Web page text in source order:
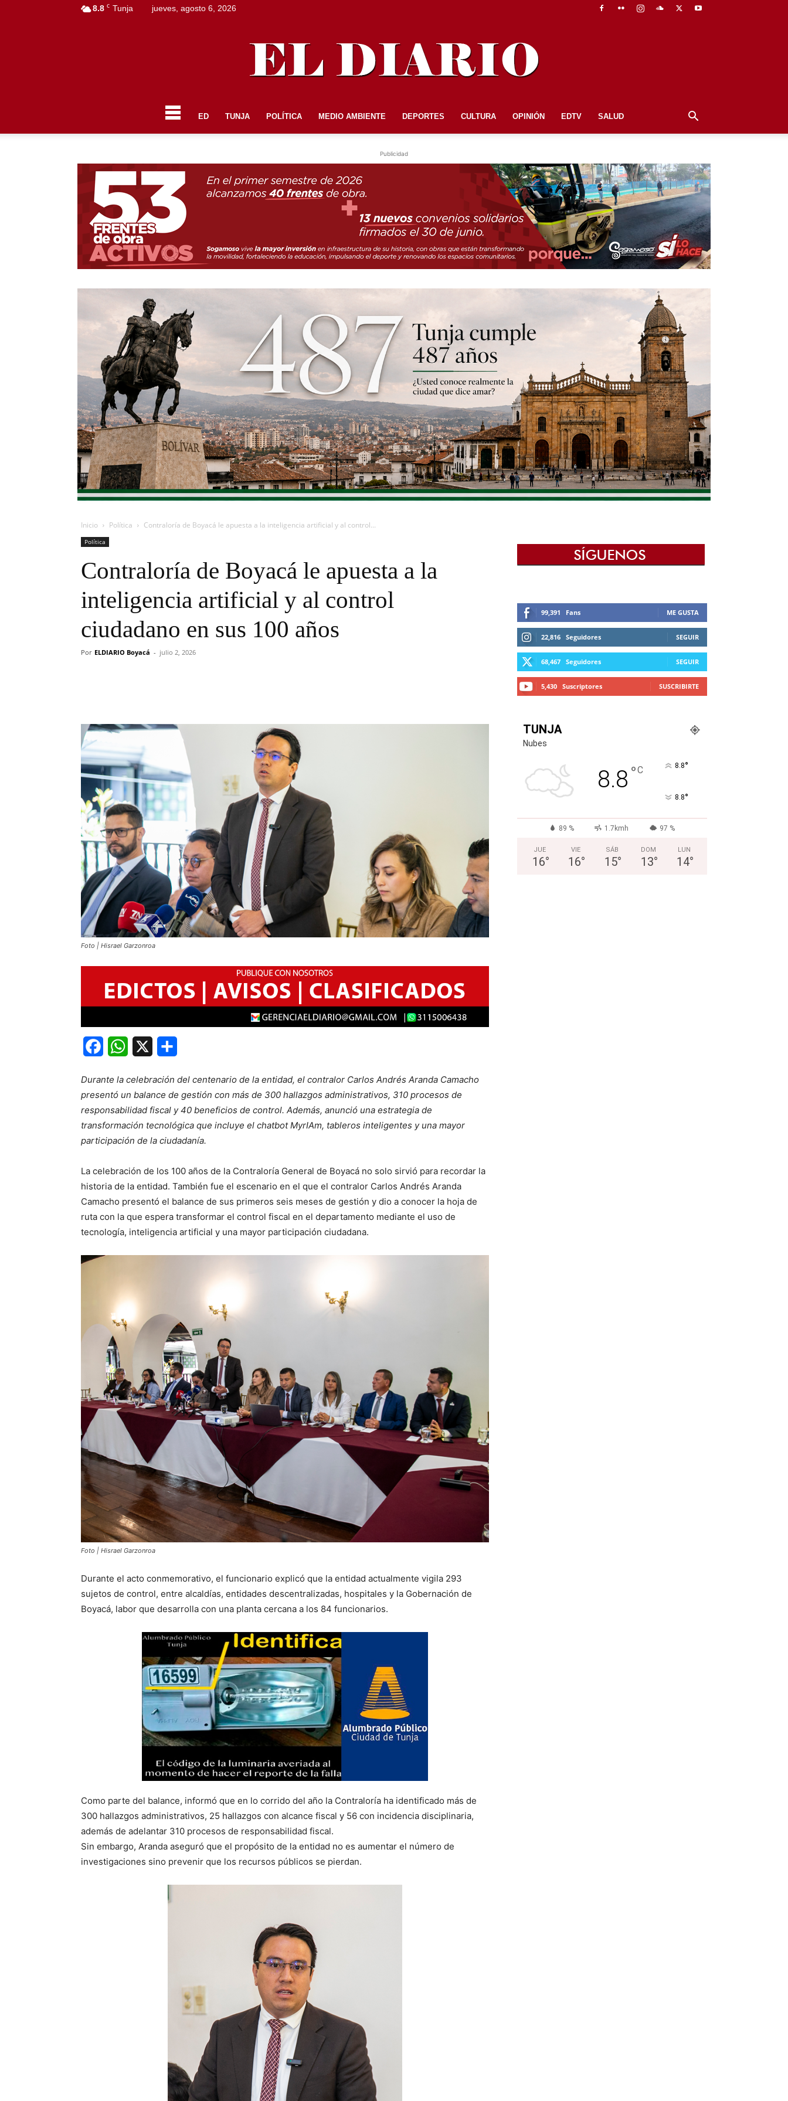
8.8 C Tunja jueves, agosto 6, 2026
DIARIO
ED TUNJA POLÍTICA MEDIO AMBIENTE DEPORTES CULTURA OPINIÓN EDTV SALUD
Publicidad
Inicio Política Contraloría de Boyacá le apuesta a la inteligencia artificial y al control...
Política
Contraloría de Boyacá le apuesta a la
inteligencia artificial y al control
ciudadano en sus 100 años
Por ELDIARIO Boyacá - julio 2, 2026
Foto | Hisrael Garzonroa
FacebookWhatsApp
Durante la celebración del centenario de la entidad, el contralor Carlos Andrés Aranda Camacho
presentó un balance de gestión con más de 300 hallazgos administrativos, 310 procesos de
responsabilidad fiscal y 40 beneficios de control. Además, anunció una estrategia de
transformación tecnológica que incluye el chatbot MyrIAm, tableros inteligentes y una mayor
participación de la ciudadanía.
La celebración de los 100 años de la Contraloría General de Boyacá no solo sirvió para recordar la
historia de la entidad. También fue el escenario en el que el contralor Carlos Andrés Aranda
Camacho presentó el balance de sus primeros seis meses de gestión y dio a conocer la hoja de
ruta con la que espera transformar el control fiscal en el departamento mediante el uso de
tecnología, inteligencia artificial y una mayor participación ciudadana.
Foto | Hisrael Garzonroa
Durante el acto conmemorativo, el funcionario explicó que la entidad actualmente vigila 293
sujetos de control, entre alcaldías, entidades descentralizadas, hospitales y la Gobernación de
Boyacá, labor que desarrolla con una planta cercana a los 84 funcionarios.
Como parte del balance, informó que en lo corrido del año la Contraloría ha identificado más de
300 hallazgos administrativos, 25 hallazgos con alcance fiscal y 56 con incidencia disciplinaria,
además de adelantar 310 procesos de responsabilidad fiscal.
Sin embargo, Aranda aseguró que el propósito de la entidad no es aumentar el número de
investigaciones sino prevenir que los recursos públicos se pierdan.
99,391 Fans ME GUSTA
22,816 Seguidores SEGUIR
68,467 Seguidores SEGUIR
5,430 Suscriptores SUSCRIBIRTE
TUNJA
Nubes
8.8 °C 8.8°
8.8°
89 % 1.7kmh 97 %
JUE
16°
VIE
16°
SÁB
15°
DOM
13°
LUN
14°